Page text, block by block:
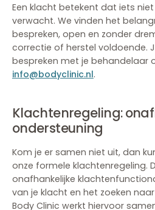
Een klacht betekent dat iets
verwacht. We vinden het
bespreken, open en zonder
correctie of herstel voldoende.
bespreken met je behandelaar
info@bodyclinic.nl.
Klachtenregeling:
ondersteuning
Kom je er samen niet uit, dan
onze formele klachtenregeling.
onafhankelijke
van je klacht en het zoeken
Body Clinic werkt hiervoor